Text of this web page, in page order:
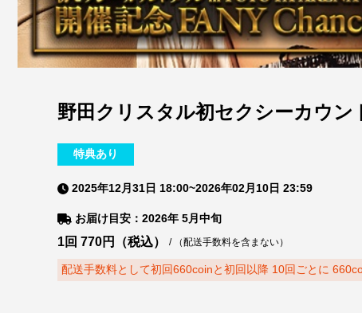
野田クリスタル初セクシーカウン
特典あり
2025年12月31日 18:00~2026年02月10日 23:59
お届け目安：2026年 5月中旬
1回 770円（税込） / （配送手数料を含まない）
配送手数料として初回660coinと初回以降 10回ごとに